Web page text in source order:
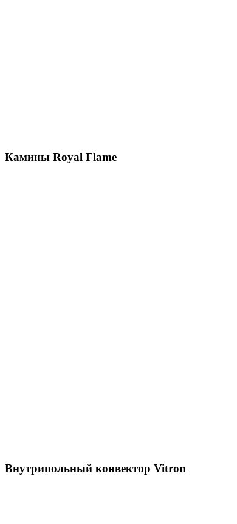
Камины Royal Flame
Внутрипольный конвектор Vitron